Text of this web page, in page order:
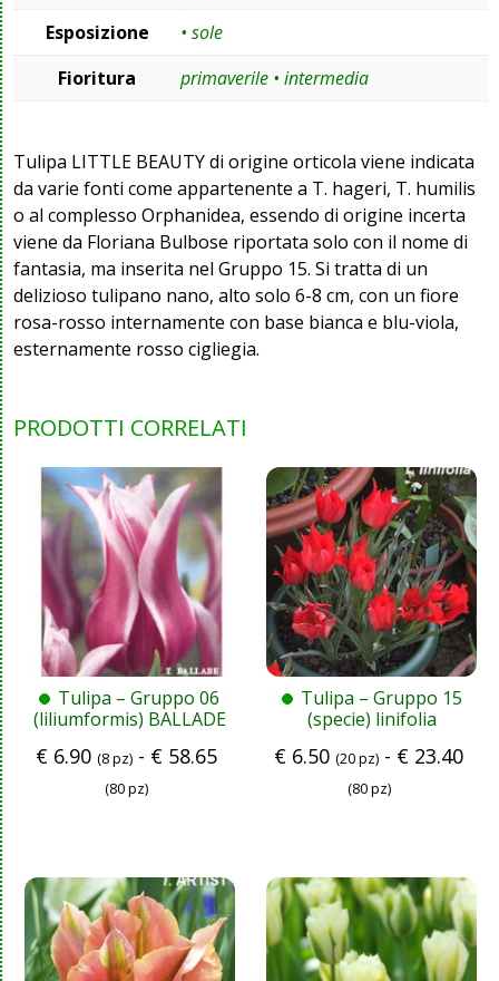
Esposizione
• sole
Fioritura
primaverile • intermedia
Tulipa LITTLE BEAUTY di origine orticola viene indicata
da varie fonti come appartenente a T. hageri, T. humilis
o al complesso Orphanidea, essendo di origine incerta
viene da Floriana Bulbose riportata solo con il nome di
fantasia, ma inserita nel Gruppo 15. Si tratta di un
delizioso tulipano nano, alto solo 6-8 cm, con un fiore
rosa-rosso internamente con base bianca e blu-viola,
esternamente rosso cigliegia.
PRODOTTI CORRELATI
Tulipa – Gruppo 06
(liliumformis) BALLADE
€ 6.90 (8 pz) - € 58.65
(80 pz)
Tulipa – Gruppo 15
(specie) linifolia
€ 6.50 (20 pz) - € 23.40
(80 pz)